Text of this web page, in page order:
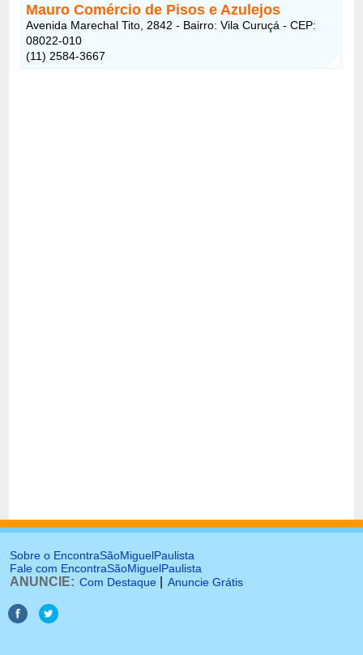
Mauro Comércio de Pisos e Azulejos
Avenida Marechal Tito, 2842 - Bairro: Vila Curuçá - CEP:
08022-010
(11) 2584-3667
Sobre o EncontraSãoMiguelPaulista
Fale com EncontraSãoMiguelPaulista
ANUNCIE: Com Destaque Anuncie Grátis